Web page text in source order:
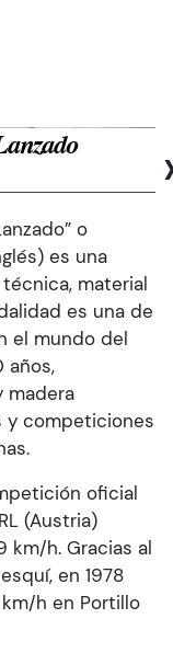
o
es una
material
es una de
el mundo del
años,
madera
y competiciones
oficial
(Austria)
km/h. Gracias al
en 1978
h en Portillo